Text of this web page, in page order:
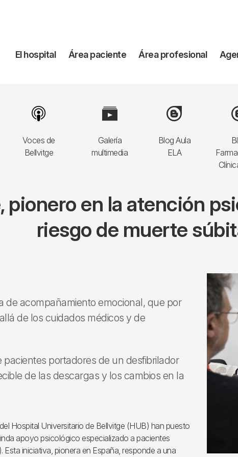
Navegación
El hospital Área paciente Área profesional
Voces de
Bellvitge
Image
Galería
multimedia
Image
Blog Aula
ELA
Image
pionero en la atención
riesgo de muerte
de acompañamiento emocional, que por
de los cuidados médicos y de
portadores de un desfibrilador
de las descargas y los cambios en la
Hospital Universitario de Bellvitge (HUB) han puesto
apoyo psicológico especializado a pacientes
iniciativa, pionera en España, responde a una